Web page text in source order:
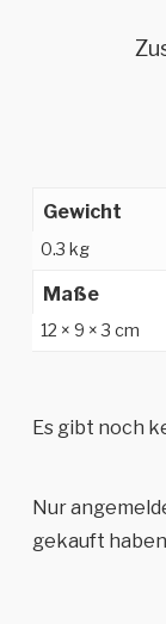
Gewicht
0.3 kg
Maße
12 × 9 × 3 cm
Es gibt noch
Nur
gekauft